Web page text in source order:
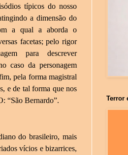
típicos do nosso
a dimensão do
a qual a aborda o
facetas; pelo rigor
para descrever
caso da personagem
pela forma magistral
e de tal forma que nos
“São Bernardo”.
do brasileiro, mais
vícios e bizarrices,
Terror